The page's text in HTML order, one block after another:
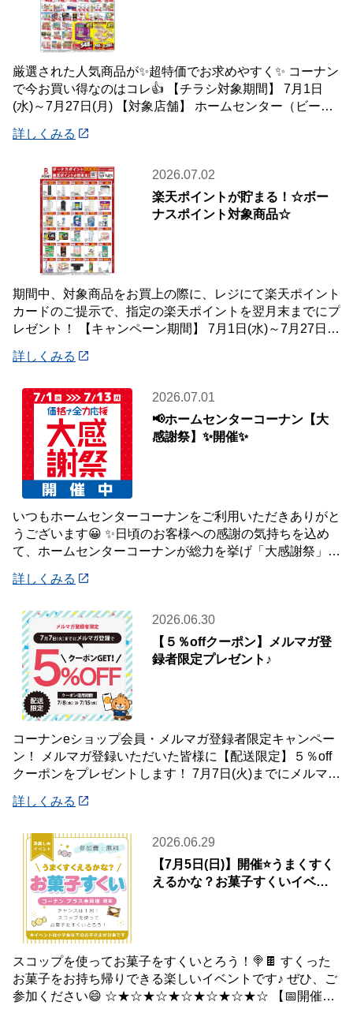
厳選された人気商品が✨超特価でお求めやすく✨ コーナン
で今お買い得なのはコレ👍 【チラシ対象期間】 7月1日
(水)～7月27日(月) 【対象店舗】 ホームセンター（ビーバ
詳しくみる
2026.07.02
楽天ポイントが貯まる！☆ボー
ナスポイント対象商品☆
期間中、対象商品をお買上の際に、レジにて楽天ポイント
カードのご提示で、指定の楽天ポイントを翌月末までにプ
レゼント！ 【キャンペーン期間】 7月1日(水)～7月27日
詳しくみる
2026.07.01
📢ホームセンターコーナン【大
感謝祭】✨開催✨
いつもホームセンターコーナンをご利用いただきありがと
うございます😀 ✨日頃のお客様への感謝の気持ちを込め
て、ホームセンターコーナンが総力を挙げ「大感謝祭」を
詳しくみる
2026.06.30
【５％offクーポン】メルマガ登
録者限定プレゼント♪
コーナンeショップ会員・メルマガ登録者限定キャンペー
ン！ メルマガ登録いただいた皆様に【配送限定】５％off
クーポンをプレゼントします！ 7月7日(火)までにメルマガ
詳しくみる
2026.06.29
【7月5日(日)】開催⭐️うまくすく
えるかな？お菓子すくいイベン
スコップを使ってお菓子をすくいとろう！🍭🍫 すくった
お菓子をお持ち帰りできる楽しいイベントです♪ ぜひ、ご
参加ください😄 ☆★☆★☆★☆★☆★☆★☆ 【📅開催日